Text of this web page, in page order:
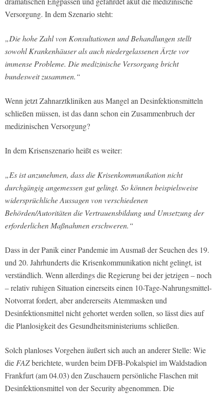
Versorgung. In dem Szenario steht:
„Die hohe Zahl von Konsultationen und Behandlungen stellt
sowohl Krankenhäuser als auch niedergelassenen Ärzte vor
immense Probleme. Die medizinische Versorgung bricht
bundesweit zusammen.“
Wenn jetzt Zahnarztkliniken aus Mangel an Desinfektionsmitteln
schließen müssen, ist das dann schon ein Zusammenbruch der
medizinischen Versorgung?
In dem Krisenszenario heißt es weiter:
„Es ist anzunehmen, dass die Krisenkommunikation nicht
durchgängig angemessen gut gelingt. So können beispielsweise
widersprüchliche Aussagen von verschiedenen
Behörden/Autoritäten die Vertrauensbildung und Umsetzung der
erforderlichen Maßnahmen erschweren.“
Dass in der Panik einer Pandemie im Ausmaß der Seuchen des 19.
und 20. Jahrhunderts die Krisenkommunikation nicht gelingt, ist
verständlich. Wenn allerdings die Regierung bei der jetzigen – noch
– relativ ruhigen Situation einerseits einen 10-Tage-Nahrungsmittel-
Notvorrat fordert, aber andererseits Atemmasken und
Desinfektionsmittel nicht gehortet werden sollen, so lässt dies auf
die Planlosigkeit des Gesundheitsministeriums schließen.
Solch planloses Vorgehen äußert sich auch an anderer Stelle: Wie
die FAZberichtete, wurden beim DFB-Pokalspiel im Waldstadion
Frankfurt (am 04.03) den Zuschauern persönliche Flaschen mit
Desinfektionsmittel von der Security abgenommen. Die